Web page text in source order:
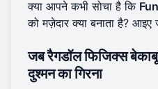
क्या आपने कभी सोचा है कि
को मज़ेदार क्या बनाता है? आइए
जब रैगडॉल फिजिक्स बेकाबू
दुश्मन का गिरना